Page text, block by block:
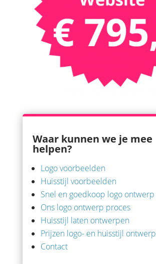
Waar kunnen we je mee
helpen?
Logo voorbeelden
Huisstijl voorbeelden
Snel en goedkoop logo ontwerp
Ons logo ontwerp proces
Huisstijl laten ontwerpen
Prijzen logo- en huisstijl ontwerp
Contact